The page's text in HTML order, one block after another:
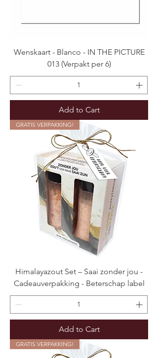
Wenskaart - Blanco - IN THE PICTURE
013 (Verpakt per 6)
Add to Cart
GRATIS VERPAKKING!
Himalayazout Set – Saai zonder jou -
Cadeauverpakking - Beterschap label
Add to Cart
GRATIS VERPAKKING!